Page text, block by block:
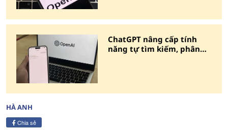
ChatGPT nâng cấp tính
năng tự tìm kiếm, phân
HÀ ANH
Chia sẻ